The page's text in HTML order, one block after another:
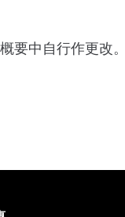
要中自行作更改。